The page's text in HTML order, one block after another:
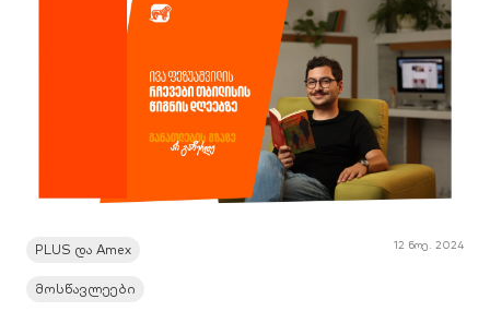
PLUS და Amex
მოსწავლეები
12 ნოე. 2024